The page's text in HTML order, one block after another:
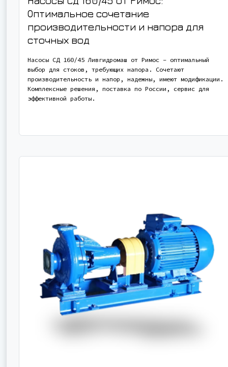
Оптимальное сочетание
производительности и напора для
сточных вод
Насосы СД 160/45 Ливгидромаш от Римос – оптимальный
выбор для стоков, требующих напора. Сочетают
производительность и напор, надежны, имеют модификации.
Комплексные решения, поставка по России, сервис для
эффективной работы.